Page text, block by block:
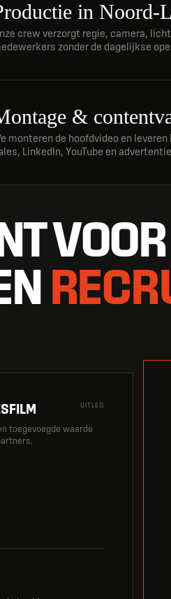
in Noord-
crew verzorgt regie, camera,
zonder de dagelijkse
&
monteren de hoofdvideo en
LinkedIn, YouTube en
VOOR
UITLEG
toegevoegde waarde